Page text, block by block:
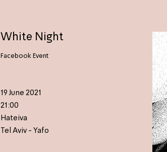
White Night
Facebook Event
19 June 2021
21:00
Hateiva
Tel Aviv - Yafo